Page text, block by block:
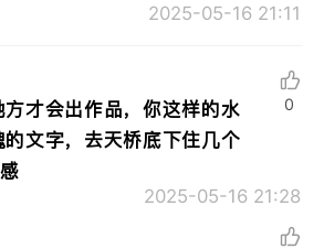
2025-05-16 21:11
才会出作品，你这样的水
文字，去天桥底下住几个
2025-05-16 21:28
0